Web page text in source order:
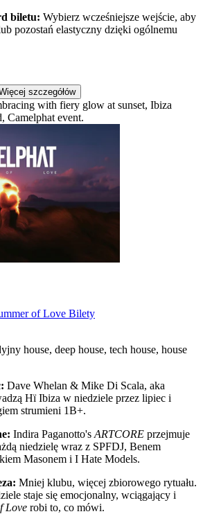
biletu: Wybierz wcześniejsze wejście, aby
pozostań elastyczny dzięki ogólnemu
szczegółów
with fiery glow at sunset, Ibiza
Camelphat event.
of Love Bilety
house, deep house, tech house, house
Dave Whelan & Mike Di Scala, aka
Hï Ibiza w niedziele przez lipiec i
strumieni 1B+.
Indira Paganotto's ARTCORE przejmuje
niedzielę wraz z SPFDJ, Benem
Masonem i I Hate Models.
Mniej klubu, więcej zbiorowego rytuału.
staje się emocjonalny, wciągający i
Love robi to, co mówi.